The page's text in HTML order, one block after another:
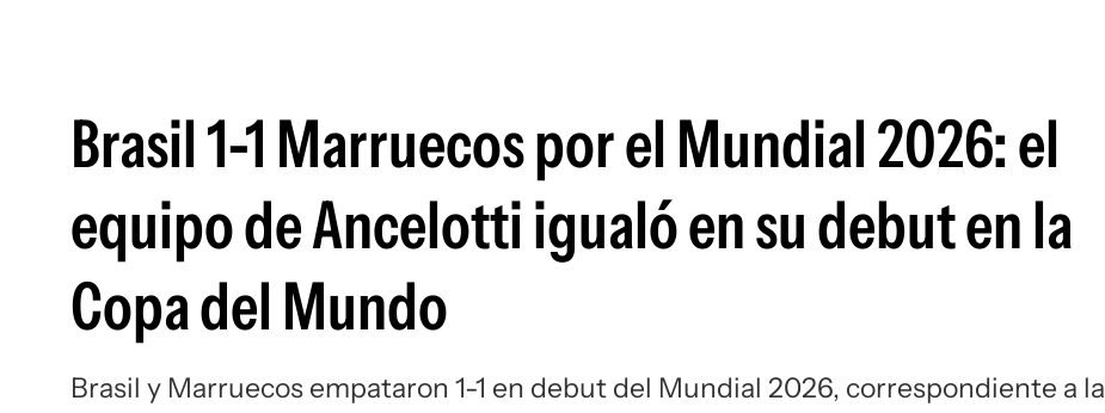
Brasil 1-1 Marruecos por el Mundial 2026: el
equipo de Ancelotti igualó en su debut en la
Copa del Mundo
Brasil y Marruecos empataron 1-1 en debut del Mundial 2026, correspondiente a la